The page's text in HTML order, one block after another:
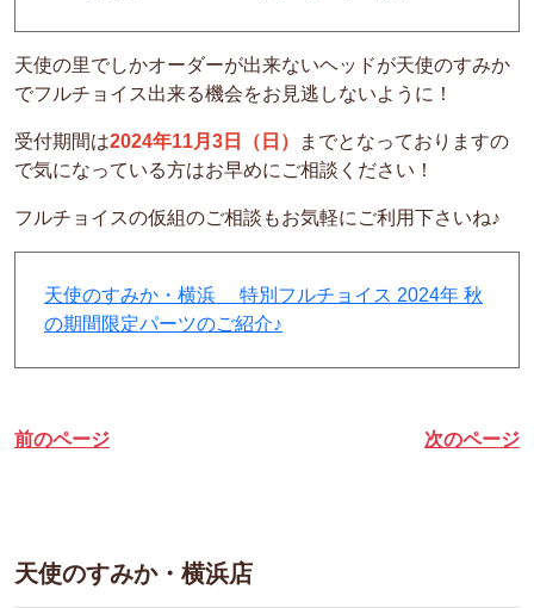
天使の里でしかオーダーが出来ないヘッドが天使のすみか
でフルチョイス出来る機会をお見逃しないように！
受付期間は2024年11月3日（日）
までとなっておりますの
で気になっている方はお早めにご相談ください！
フルチョイスの仮組のご相談もお気軽にご利用下さいね♪
天使のすみか・横浜 特別フルチョイス 2024年 秋
の期間限定パーツのご紹介♪
前のページ 次のページ
天使のすみか・横浜店